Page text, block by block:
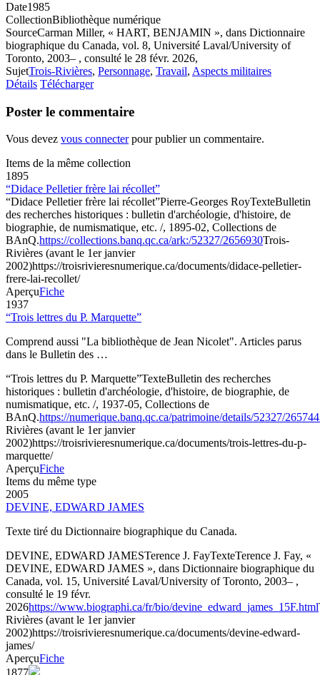
Date1985
CollectionBibliothèque numérique
SourceCarman Miller, « HART, BENJAMIN », dans Dictionnaire
biographique du Canada, vol. 8, Université Laval/University of
Toronto, 2003– , consulté le 28 févr. 2026,
SujetTrois-Rivières, Personnage, Travail, Aspects militaires
Détails Télécharger
Poster le commentaire
Vous devez vous connecterpour publier un commentaire.
Items de la même collection
1895
“Didace Pelletier frère lai récollet”
“Didace Pelletier frère lai récollet”Pierre-Georges RoyTexteBulletin
des recherches historiques : bulletin d'archéologie, d'histoire, de
biographie, de numismatique, etc. /, 1895-02, Collections de
BAnQ.https://collections.banq.qc.ca/ark:/52327/2656930Trois-
Rivières (avant le 1er janvier
2002)https://troisrivieresnumerique.ca/documents/didace-pelletier-
frere-lai-recollet/
AperçuFiche
1937
“Trois lettres du P. Marquette”
Comprend aussi "La bibliothèque de Jean Nicolet". Articles parus
dans le Bulletin des …
“Trois lettres du P. Marquette”TexteBulletin des recherches
historiques : bulletin d'archéologie, d'histoire, de biographie, de
numismatique, etc. /, 1937-05, Collections de
BAnQ.https://numerique.banq.qc.ca/patrimoine/details/52327/
Rivières (avant le 1er janvier
2002)https://troisrivieresnumerique.ca/documents/trois-lettres-du-p-
marquette/
AperçuFiche
Items du même type
2005
DEVINE, EDWARD JAMES
Texte tiré du Dictionnaire biographique du Canada.
DEVINE, EDWARD JAMESTerence J. FayTexteTerence J. Fay, «
DEVINE, EDWARD JAMES », dans Dictionnaire biographique du
Canada, vol. 15, Université Laval/University of Toronto, 2003– ,
consulté le 19 févr.
2026https://www.biographi.ca/fr/bio/devine_edward_james_15F.html
Rivières (avant le 1er janvier
2002)https://troisrivieresnumerique.ca/documents/devine-edward-
james/
AperçuFiche